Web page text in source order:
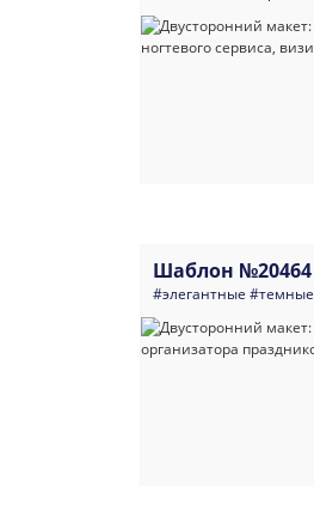
Шаблон №20464
#элегантные #темные